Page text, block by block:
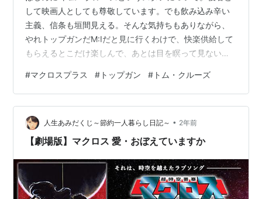
して映画人としても尊敬しています。でも飲み込み辛い
主義、信条も垣間見える。そんな気持ちもありながら、
やれトップガンだM:Iだと見に行くわけで、快楽供給して
もらえるとこだけ楽しんで、あとは目を瞑って見ないふ
います。 ネタバレ色々あるのでご注意ください。 スタア
の制約と観客のわたくしのもやもや 2000年代前半の頃の
トムは、サイエントロジーの影響からか現代医学批判し
て、めちゃくちゃ叩かれていた記憶があります。NHKで
放送された海外ドキュメンタリ1を見たのですが、TV番組
#マクロスプラス # トップガン # トム・クルーズ
人生あみだくじ～節約一人暮らし日記～ • 2年前
【劇場版】マクロス 愛・おぼえていますか